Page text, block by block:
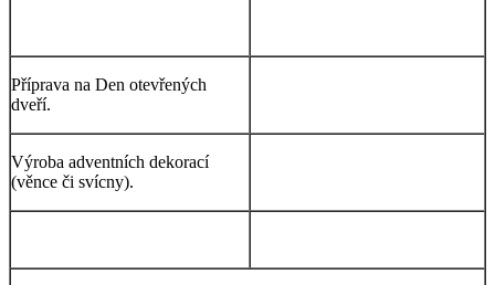
Příprava na Den otevřených
dveří.
Výroba adventních dekorací
(věnce či svícny).